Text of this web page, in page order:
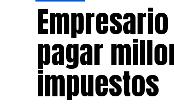
pagar
impuestos